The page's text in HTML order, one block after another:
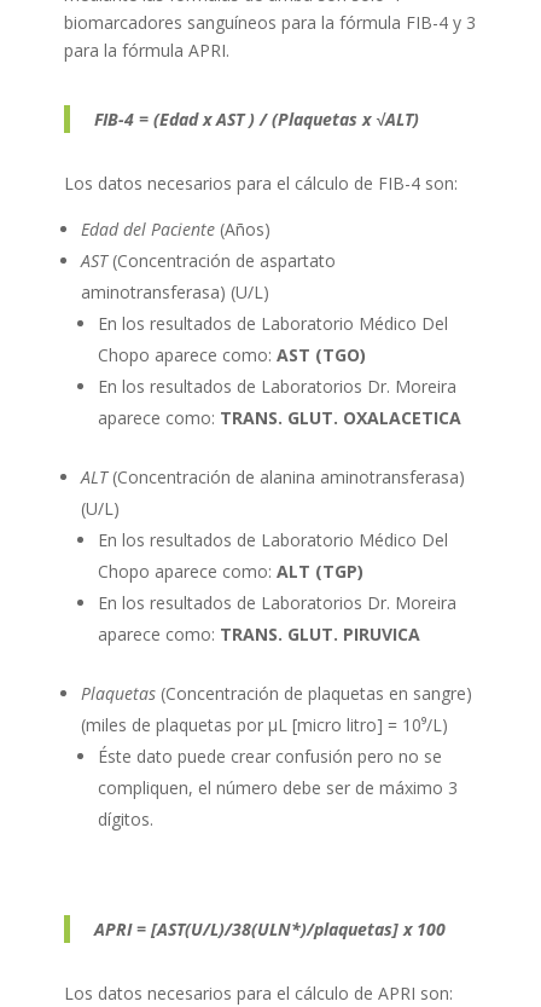
biomarcadores sanguíneos para la fórmula FIB-4 y 3
para la fórmula APRI.
FIB-4 = (Edad x AST ) / (Plaquetas x √ALT)
Los datos necesarios para el cálculo de FIB-4 son:
Edad del Paciente (Años)
AST(Concentración de aspartato
aminotransferasa) (U/L)
En los resultados de Laboratorio Médico Del
Chopo aparece como: AST (TGO)
En los resultados de Laboratorios Dr. Moreira
aparece como: TRANS. GLUT. OXALACETICA
ALT(Concentración de alanina aminotransferasa)
(U/L)
En los resultados de Laboratorio Médico Del
Chopo aparece como: ALT (TGP)
En los resultados de Laboratorios Dr. Moreira
aparece como: TRANS. GLUT. PIRUVICA
Plaquetas(Concentración de plaquetas en sangre)
(miles de plaquetas por µL [micro litro] = 10⁹/L)
Éste dato puede crear confusión pero no se
compliquen, el número debe ser de máximo 3
dígitos.
APRI = [AST(U/L)/38(ULN*)/plaquetas] x 100
Los datos necesarios para el cálculo de APRI son: